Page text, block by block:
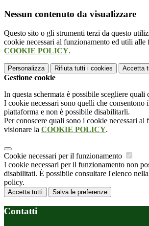
Nessun contenuto da visualizzare
Questo sito o gli strumenti terzi da questo
cookie necessari al funzionamento ed utili alle
COOKIE POLICY.
Personalizza Rifiuta tutti i cookies Accetta
Gestione cookie
In questa schermata è possibile scegliere quali
I cookie necessari sono quelli che consentono
piattaforma e non è possibile disabilitarli.
Per conoscere quali sono i cookie necessari al
visionare la COOKIE POLICY.
Cookie necessari per il funzionamento
I cookie necessari per il funzionamento non
disabilitati. È possibile consultare l'elenco
policy.
Accetta tutti Salva le preferenze
Contatti